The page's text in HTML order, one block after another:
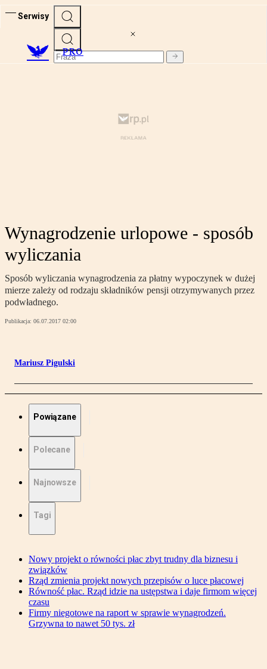
Serwisy
PRO
Wynagrodzenie urlopowe - sposób
wyliczania
Sposób wyliczania wynagrodzenia za płatny wypoczynek w dużej
mierze zależy od rodzaju składników pensji otrzymywanych przez
podwładnego.
Publikacja: 06.07.2017 02:00
Mariusz Pigulski
Powiązane
Polecane
Najnowsze
Tagi
Nowy projekt o równości płac zbyt trudny dla biznesu i
związków
Rząd zmienia projekt nowych przepisów o luce płacowej
Równość płac. Rząd idzie na ustępstwa i daje firmom więcej
czasu
Firmy niegotowe na raport w sprawie wynagrodzeń.
Grzywna to nawet 50 tys. zł